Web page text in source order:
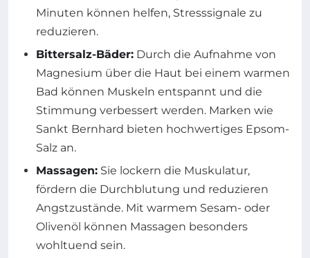
Minuten können helfen, Stresssignale zu
reduzieren.
Bittersalz-Bäder: Durch die Aufnahme von
Magnesium über die Haut bei einem warmen
Bad können Muskeln entspannt und die
Stimmung verbessert werden. Marken wie
Sankt Bernhard bieten hochwertiges Epsom-
Salz an.
Massagen: Sie lockern die Muskulatur,
fördern die Durchblutung und reduzieren
Angstzustände. Mit warmem Sesam- oder
Olivenöl können Massagen besonders
wohltuend sein.